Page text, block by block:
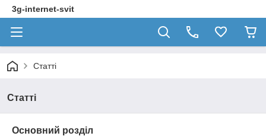
3g-internet-svit
Статті
Статті
Основний розділ